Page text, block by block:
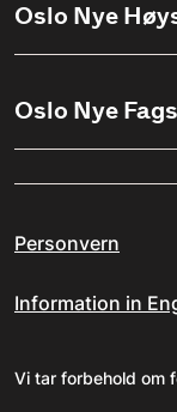
(+47) 23 23 38
Søknadsinfo
Pensumlister
Aktuelt
Arrangementer
Erasmus+
Oslo Nye
Institutter
Oslo Nye
Oslo Nye
Om Fagskolen
Kvalitetsarbeid
Personvern
Information in
Vi tar forbehold om